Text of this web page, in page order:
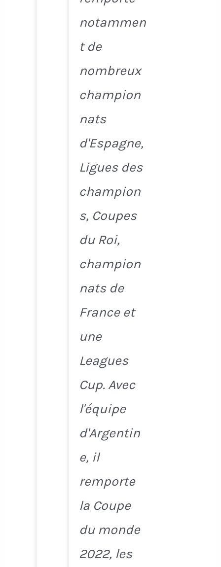
notammen
t de
nombreux
champion
nats
d'Espagne,
Ligues des
champion
s, Coupes
du Roi,
champion
nats de
France et
une
Leagues
Cup. Avec
l'équipe
d'Argentin
e, il
remporte
la Coupe
du monde
2022, les